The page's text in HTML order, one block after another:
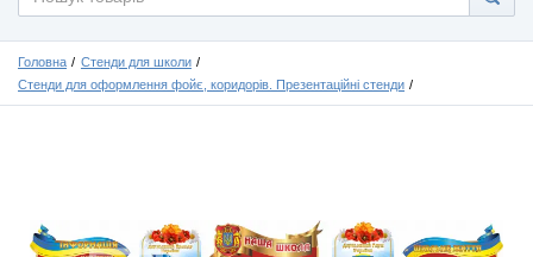
Головна
Стенди для школи
Стенди для оформлення фойє, коридорів. Презентаційні стенди